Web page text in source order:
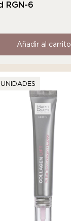
RGN-6
Añadir al carrito